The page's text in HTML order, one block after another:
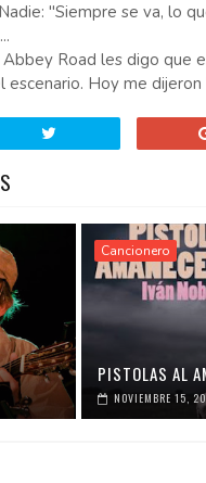
"Siempre se va, lo
Road les digo que
Hoy me
Cancionero
PISTOLAS AL
NOVIEMBRE 15,